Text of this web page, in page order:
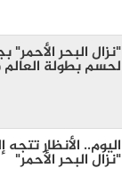
"نزال البحر
لحسم بطولة
اليوم.. الأنظار
"نزال البحر الأحمر"